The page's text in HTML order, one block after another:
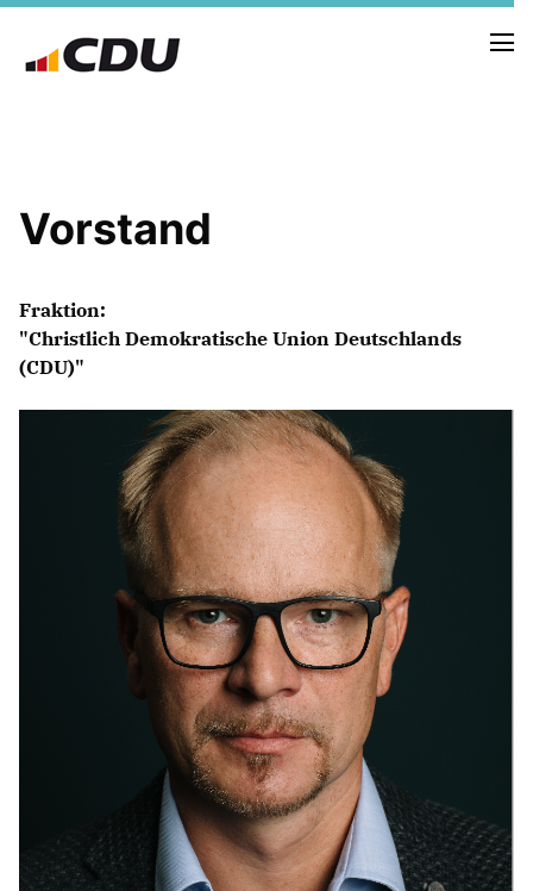
VORSTAND
UNSERE GEMEINDEVERTRETER
BILDER
NEWSLETTER ABONNIEREN
Vorstand
Fraktion:
"Christlich Demokratische Union Deutschlands
(CDU)"